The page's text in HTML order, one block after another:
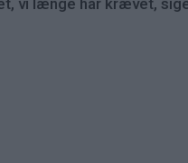
vi længe har krævet,